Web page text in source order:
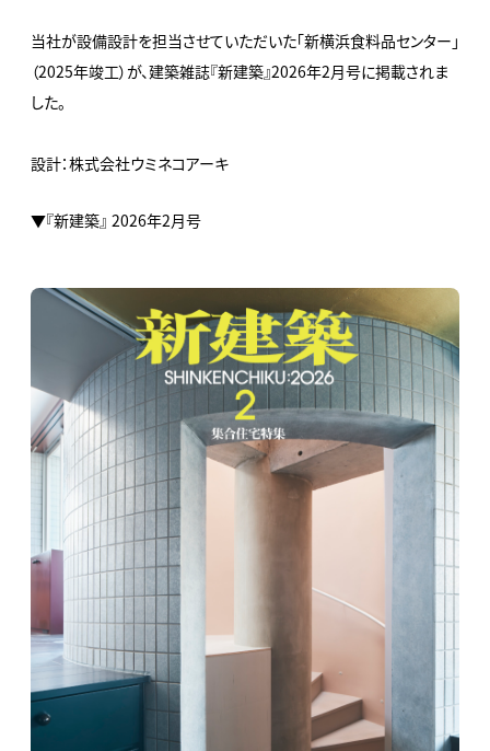
当社が設備設計を担当させていただいた「新横浜食料品センター」
（2025年竣工）が、建築雑誌『新建築』2026年2月号に掲載されま
した。
設計：株式会社ウミネコアーキ
▼『新建築』 2026年2月号